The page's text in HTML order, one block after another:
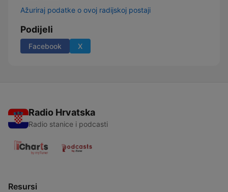
Ažuriraj podatke o ovoj radijskoj postaji
Podijeli
Facebook X
Radio Hrvatska
Radio stanice i podcasti
Resursi